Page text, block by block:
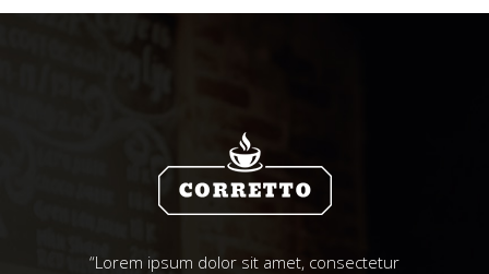
“Lorem ipsum dolor sit amet, consectetur